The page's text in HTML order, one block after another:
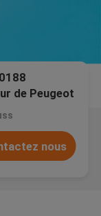
de Peugeot
nous